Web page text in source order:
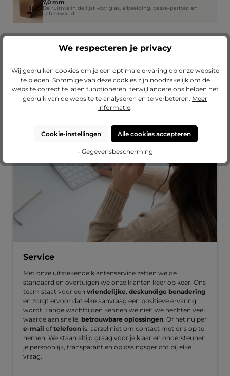
7,0 mm
De ruimte in de lijst voor glas, afbeelding, passe-partout en
achterwand
Service
Met onze uitstekende klantenservice zetten we de
standaard en overtuigen we onze klanten keer op keer. Ons
team staat voor een vriendelijke deskundige benadering
en zorgt ervoor dat elke aanvraag een positieve ervaring
wordt. Lange wachttijden kennen we niet; we hechten veel
waarde aan snelle, betrouwbare oplossingen . Of het nu per
e-mail oftelefoon is: aarzel niet om contact met ons op te
nemen. We staan altijd graag voor je klaar en ondersteunen
je persoonlijk, transparant en oplossingsgericht bij elke
vraag.
We respecteren je privacy
Wij gebruiken cookies om je een optimale ervaring op onze website
te bieden. Sommige van deze cookies zijn noodzakelijk om de
website correct te laten functioneren, terwijl andere ons helpen het
gebruik van de website te analyseren en te verbeteren. Meer
informatie.
Cookie-instellingen Alle cookies accepteren
- Gegevensbescherming